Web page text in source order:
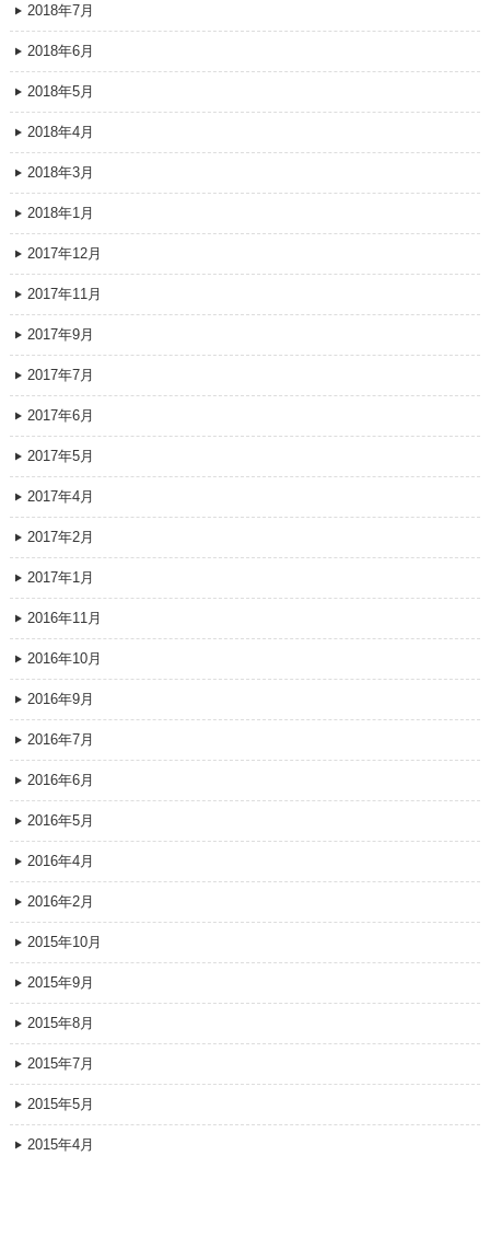
2018年7月
2018年6月
2018年5月
2018年4月
2018年3月
2018年1月
2017年12月
2017年11月
2017年9月
2017年7月
2017年6月
2017年5月
2017年4月
2017年2月
2017年1月
2016年11月
2016年10月
2016年9月
2016年7月
2016年6月
2016年5月
2016年4月
2016年2月
2015年10月
2015年9月
2015年8月
2015年7月
2015年5月
2015年4月